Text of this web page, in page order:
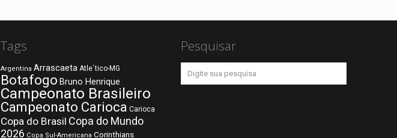
Tags
Argentina Arrascaeta Atle´tico-MG
Botafogo Bruno Henrique
Campeonato Brasileiro
Campeonato Carioca Carioca
Copa do Brasil Copa do Mundo
2026 Copa Sul-Americana Corinthians
Pesquisar